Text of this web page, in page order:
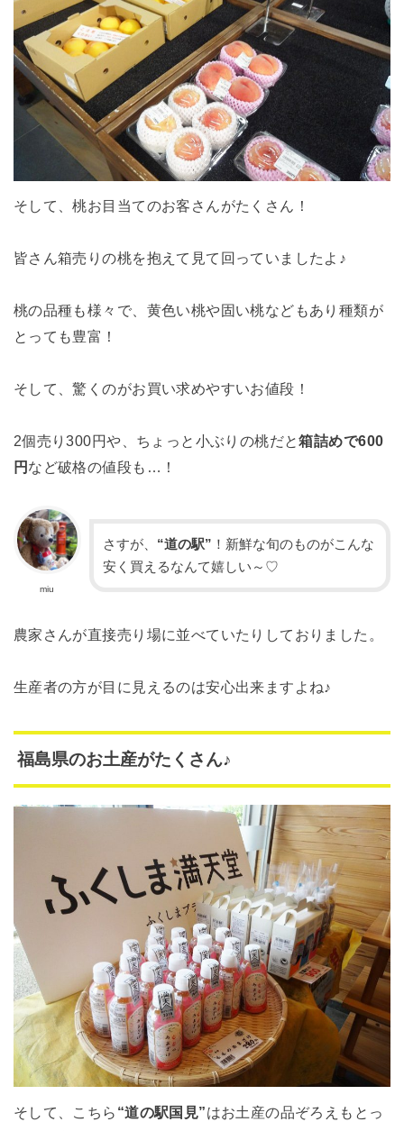
そして、桃お目当てのお客さんがたくさん！
皆さん箱売りの桃を抱えて見て回っていましたよ♪
桃の品種も様々で、黄色い桃や固い桃などもあり種類が
とっても豊富！
そして、驚くのがお買い求めやすいお値段！
2個売り300円や、ちょっと小ぶりの桃だと箱詰めで600
円 など破格の値段も…！
miu
さすが、 “道の駅” ！新鮮な旬のものがこんな
安く買えるなんて嬉しい～♡
農家さんが直接売り場に並べていたりしておりました。
生産者の方が目に見えるのは安心出来ますよね♪
福島県のお土産がたくさん♪
そして、こちら “道の駅国見”はお土産の品ぞろえもとっ